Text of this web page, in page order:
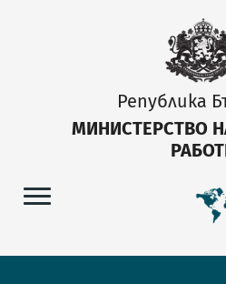
Република
МИНИСТЕРСТВО